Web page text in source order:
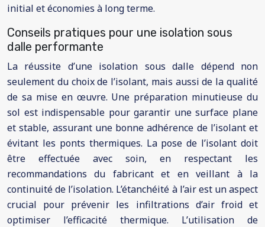
initial et économies à long terme.
Conseils pratiques pour une isolation sous
dalle performante
La réussite d’une isolation sous dalle dépend non
seulement du choix de l’isolant, mais aussi de la qualité
de sa mise en œuvre. Une préparation minutieuse du
sol est indispensable pour garantir une surface plane
et stable, assurant une bonne adhérence de l’isolant et
évitant les ponts thermiques. La pose de l’isolant doit
être effectuée avec soin, en respectant les
recommandations du fabricant et en veillant à la
continuité de l’isolation. L’étanchéité à l’air est un aspect
crucial pour prévenir les infiltrations d’air froid et
optimiser l’efficacité thermique. L’utilisation de